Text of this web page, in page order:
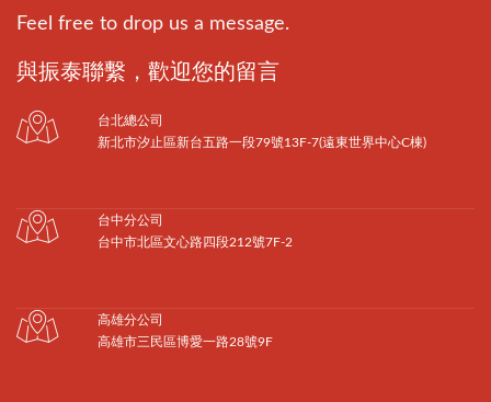
Feel free to drop us a message.
與振泰聯繫，歡迎您的留言
台北總公司
新北市汐止區新台五路一段79號13F-7(遠東世界中心C棟)
台中分公司
台中市北區文心路四段212號7F-2
高雄分公司
高雄市三民區博愛一路28號9F